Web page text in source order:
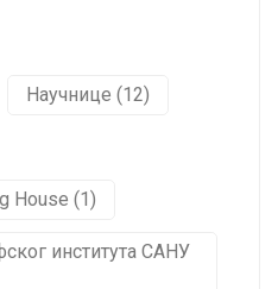
Научнице (12)
House (1)
института САНУ